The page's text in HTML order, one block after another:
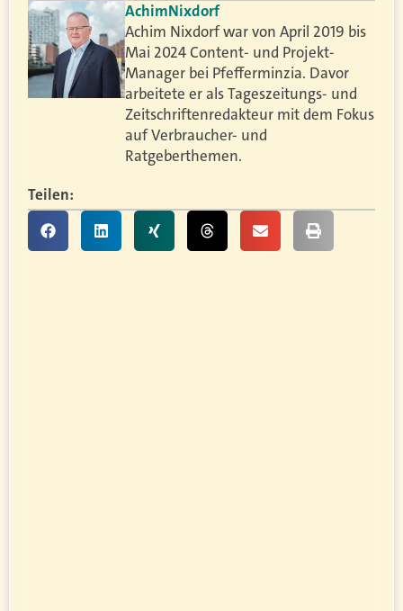
AchimNixdorf
Achim Nixdorf war von April 2019 bis
Mai 2024 Content- und Projekt-
Manager bei Pfefferminzia. Davor
arbeitete er als Tageszeitungs- und
Zeitschriftenredakteur mit dem Fokus
auf Verbraucher- und
Ratgeberthemen.
Teilen: